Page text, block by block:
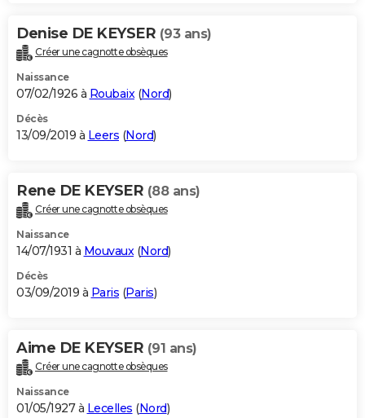
Denise DE KEYSER (93 ans)
Créer une cagnotte obsèques
Naissance
07/02/1926 à Roubaix(Nord)
Décès
13/09/2019 à Leers (Nord)
Rene DE KEYSER (88 ans)
Créer une cagnotte obsèques
Naissance
14/07/1931 à Mouvaux(Nord)
Décès
03/09/2019 à Paris (Paris)
Aime DE KEYSER (91 ans)
Créer une cagnotte obsèques
Naissance
01/05/1927 à Lecelles (Nord)